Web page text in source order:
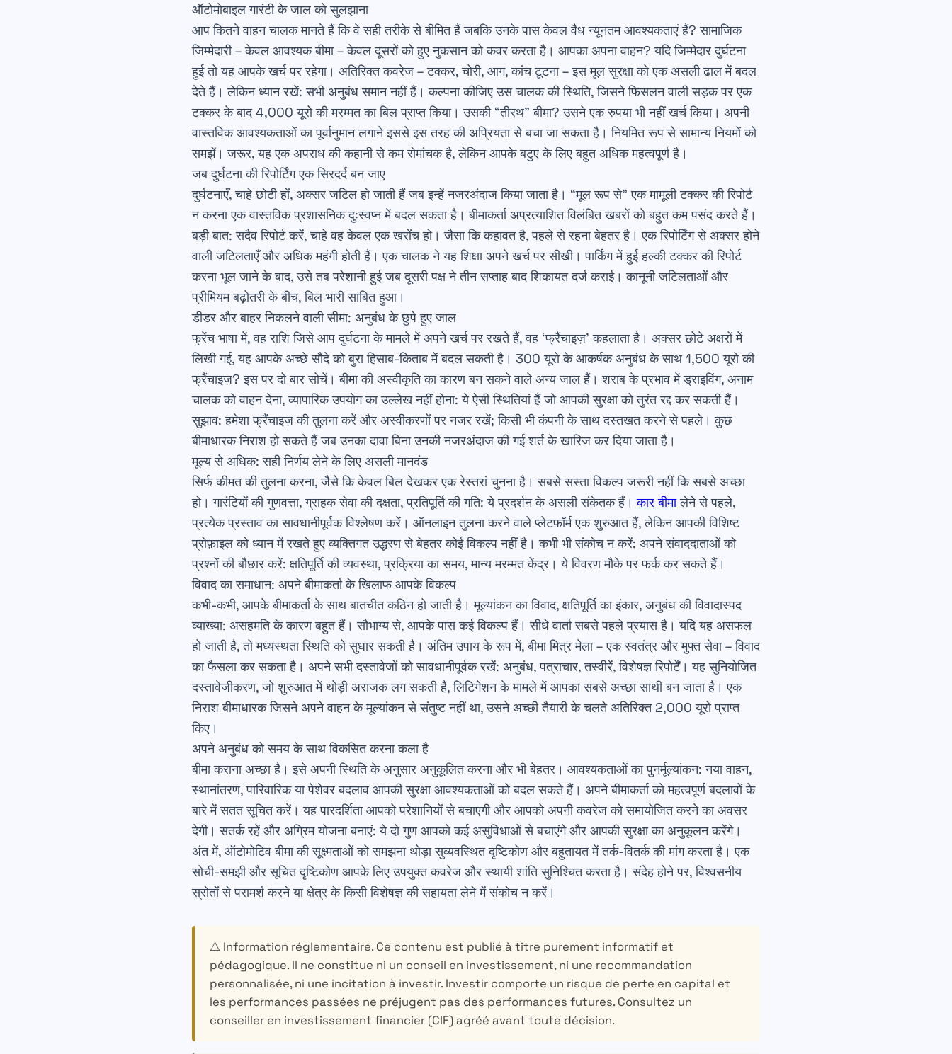
ऑटोमोबाइल गारंटी के जाल को सुलझाना
आप कितने वाहन चालक मानते हैं कि वे सही तरीके से बीमित हैं जबकि उनके पास केवल वैध न्यूनतम आवश्यकताएं हैं?सामाजिक
जिम्मेदारी– केवल आवश्यक बीमा – केवल दूसरों को हुए नुकसान को कवर करता है। आपका अपना वाहन? यदि जिम्मेदार दुर्घटना
हुई तो यह आपके खर्च पर रहेगा। अतिरिक्त कवरेज – टक्कर, चोरी, आग, कांच टूटना – इस मूल सुरक्षा को एक असली ढाल में बदल
देते हैं। लेकिन ध्यान रखें: सभी अनुबंध समान नहीं हैं। कल्पना कीजिए उस चालक की स्थिति, जिसने फिसलन वाली सड़क पर एक
टक्कर के बाद 4,000 यूरो की मरम्मत का बिल प्राप्त किया। उसकी “तीरथ” बीमा? उसने एक रुपया भी नहीं खर्च किया। अपनी
वास्तविक आवश्यकताओं का पूर्वानुमान लगानेइससे इस तरह की अप्रियता से बचा जा सकता है। नियमित रूप से सामान्य नियमों को
समझें। जरूर, यह एक अपराध की कहानी से कम रोमांचक है, लेकिन आपके बटुए के लिए बहुत अधिक महत्वपूर्ण है।
जब दुर्घटना की रिपोर्टिंग एक सिरदर्द बन जाए
दुर्घटनाएँ, चाहे छोटी हों, अक्सर जटिल हो जाती हैं जब इन्हें नजरअंदाज किया जाता है। “मूल रूप से” एक मामूली टक्कर की रिपोर्ट
न करना एक वास्तविक प्रशासनिक दुःस्वप्न में बदल सकता है। बीमाकर्ता अप्रत्याशित विलंबित खबरों को बहुत कम पसंद करते हैं।
बड़ी बात: सदैव रिपोर्ट करें, चाहे वह केवल एक खरोंच हो। जैसा कि कहावत है, पहले से रहना बेहतर है। एक रिपोर्टिंग से अक्सर होने
वाली जटिलताएँ और अधिक महंगी होती हैं। एक चालक ने यह शिक्षा अपने खर्च पर सीखी। पार्किंग में हुई हल्की टक्कर की रिपोर्ट
करना भूल जाने के बाद, उसे तब परेशानी हुई जब दूसरी पक्ष ने तीन सप्ताह बाद शिकायत दर्ज कराई। कानूनी जटिलताओं और
प्रीमियम बढ़ोतरी के बीच, बिल भारी साबित हुआ।
डीडर और बाहर निकलने वाली सीमा: अनुबंध के छुपे हुए जाल
फ्रेंच भाषा में, वह राशि जिसे आप दुर्घटना के मामले में अपने खर्च पर रखते हैं, वह ‘फ्रैंचाइज़’ कहलाता है। अक्सर छोटे अक्षरों में
लिखी गई, यह आपके अच्छे सौदे को बुरा हिसाब-किताब में बदल सकती है। 300 यूरो के आकर्षक अनुबंध के साथ 1,500 यूरो की
फ्रैंचाइज़? इस पर दो बार सोचें। बीमा की अस्वीकृति का कारण बन सकने वाले अन्य जाल हैं। शराब के प्रभाव में ड्राइविंग, अनाम
चालक को वाहन देना, व्यापारिक उपयोग का उल्लेख नहीं होना: ये ऐसी स्थितियां हैं जो आपकी सुरक्षा को तुरंत रद्द कर सकती हैं।
सुझाव: हमेशा फ्रैंचाइज़ की तुलना करें और अस्वीकरणों पर नजर रखें; किसी भी कंपनी के साथ दस्तखत करने से पहले। कुछ
बीमाधारक निराश हो सकते हैं जब उनका दावा बिना उनकी नजरअंदाज की गई शर्त के खारिज कर दिया जाता है।
मूल्य से अधिक: सही निर्णय लेने के लिए असली मानदंड
सिर्फ कीमत की तुलना करना, जैसे कि केवल बिल देखकर एक रेस्तरां चुनना है। सबसे सस्ता विकल्प जरूरी नहीं कि सबसे अच्छा
हो। गारंटियों की गुणवत्ता, ग्राहक सेवा की दक्षता, प्रतिपूर्ति की गति: ये प्रदर्शन के असली संकेतक हैं।कार बीमालेने से पहले,
प्रत्येक प्रस्ताव का सावधानीपूर्वक विश्लेषण करें। ऑनलाइन तुलना करने वाले प्लेटफॉर्म एक शुरुआत हैं, लेकिन आपकी विशिष्ट
प्रोफ़ाइल को ध्यान में रखते हुए व्यक्तिगत उद्धरण से बेहतर कोई विकल्प नहीं है।कभी भी संकोच न करें: अपने संवाददाताओं को
प्रश्नों की बौछार करें: क्षतिपूर्ति की व्यवस्था, प्रक्रिया का समय, मान्य मरम्मत केंद्र। ये विवरण मौके पर फर्क कर सकते हैं।
विवाद का समाधान: अपने बीमाकर्ता के खिलाफ आपके विकल्प
कभी-कभी, आपके बीमाकर्ता के साथ बातचीत कठिन हो जाती है। मूल्यांकन का विवाद, क्षतिपूर्ति का इंकार, अनुबंध की विवादास्पद
व्याख्या: असहमति के कारण बहुत हैं। सौभाग्य से, आपके पास कई विकल्प हैं। सीधे वार्ता सबसे पहले प्रयास है। यदि यह असफल
हो जाती है, तो मध्यस्थता स्थिति को सुधार सकती है। अंतिम उपाय के रूप में, बीमा मित्र मेला – एक स्वतंत्र और मुफ्त सेवा – विवाद
का फैसला कर सकता है। अपने सभी दस्तावेजों को सावधानीपूर्वक रखें: अनुबंध, पत्राचार, तस्वीरें, विशेषज्ञ रिपोर्टें। यह सुनियोजित
दस्तावेजीकरण, जो शुरुआत में थोड़ी अराजक लग सकती है, लिटिगेशन के मामले में आपका सबसे अच्छा साथी बन जाता है। एक
निराश बीमाधारक जिसने अपने वाहन के मूल्यांकन से संतुष्ट नहीं था, उसने अच्छी तैयारी के चलते अतिरिक्त 2,000 यूरो प्राप्त
किए।
अपने अनुबंध को समय के साथ विकसित करना कला है
बीमा कराना अच्छा है। इसे अपनी स्थिति के अनुसार अनुकूलित करना और भी बेहतर। आवश्यकताओं का पुनर्मूल्यांकन: नया वाहन,
स्थानांतरण, पारिवारिक या पेशेवर बदलाव आपकी सुरक्षा आवश्यकताओं को बदल सकते हैं। अपने बीमाकर्ता को महत्वपूर्ण बदलावों के
बारे में सतत सूचित करें। यह पारदर्शिता आपको परेशानियों से बचाएगी और आपको अपनी कवरेज को समायोजित करने का अवसर
देगी। सतर्क रहें और अग्रिम योजना बनाएं: ये दो गुण आपको कई असुविधाओं से बचाएंगे और आपकी सुरक्षा का अनुकूलन करेंगे।
अंत में, ऑटोमोटिव बीमा की सूक्ष्मताओं को समझना थोड़ा सुव्यवस्थित दृष्टिकोण और बहुतायत में तर्क-वितर्क की मांग करता है। एक
सोची-समझी और सूचित दृष्टिकोण आपके लिए उपयुक्त कवरेज और स्थायी शांति सुनिश्चित करता है। संदेह होने पर, विश्वसनीय
स्रोतों से परामर्श करने या क्षेत्र के किसी विशेषज्ञ की सहायता लेने में संकोच न करें।
⚠️ Information réglementaire.Ce contenu est publié à titre purement informatif et
pédagogique. Il ne constitue ni un conseil en investissement, ni une recommandation
personnalisée, ni une incitation à investir. Investir comporte un risque de perte en capital et
les performances passées ne préjugent pas des performances futures. Consultez un
conseiller en investissement financier (CIF) agréé avant toute décision.